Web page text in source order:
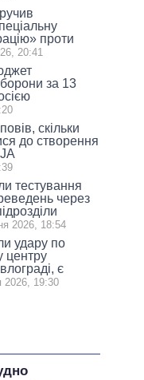
проти
20:41
за 13
скільки
до створення
тестування
через
2026, 18:54
удару по
центру
є
2026, 19:30